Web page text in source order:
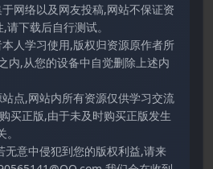
网络以及网友投稿,网站不保证资
下载后自行测试。
人学习使用,版权归资源原作者所
内,从您的设备中自觉删除上述内
点,网站内所有资源仅供学习交流
买正版,由于未及时购买正版发生
无意中侵犯到您的版权利益,请来